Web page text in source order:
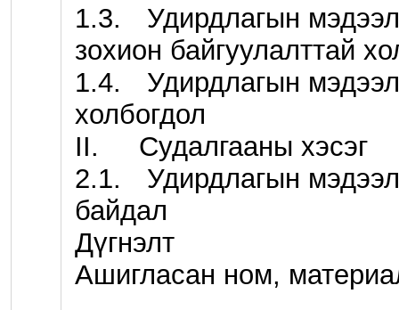
1.3.	 Удирдлагын мэдээллийн систем удирдлагын
зохион байгуулалттай
1.4.	 Удирдлагын мэдээллийн системийн ач
холбогдол
II.	Судалгааны хэсэг
2.1.	 Удирдлагын мэдээллийн системийн судлагдсан
байдал
Дүгнэлт
Ашигласан ном,